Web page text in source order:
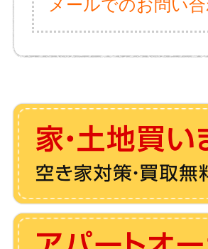
メールでのお問い